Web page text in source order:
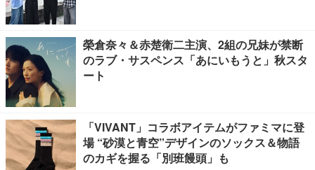
榮倉奈々＆赤楚衛二主演、2組の兄妹が禁断
のラブ・サスペンス「あにいもうと」秋スタ
ート
「VIVANT」コラボアイテムがファミマに登
場 “砂漠と青空”デザインのソックス＆物語
のカギを握る「別班饅頭」も